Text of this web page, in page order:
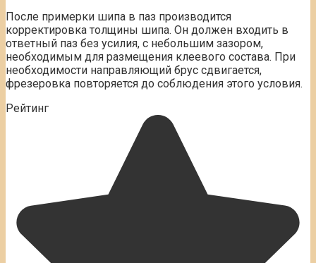
После примерки шипа в паз производится
корректировка толщины шипа. Он должен входить в
ответный паз без усилия, с небольшим зазором,
необходимым для размещения клеевого состава. При
необходимости направляющий брус сдвигается,
фрезеровка повторяется до соблюдения этого условия.
Рейтинг